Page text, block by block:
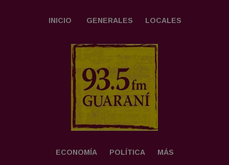
INICIO GENERALES LOCALES
ECONOMÍA POLÍTICA MÁS